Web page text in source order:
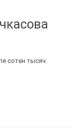
сотен тысяч